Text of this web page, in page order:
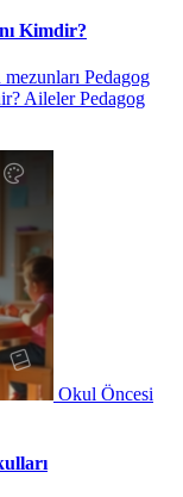
Kimdir?
Pedagog
Aileler Pedagog
Okul Öncesi